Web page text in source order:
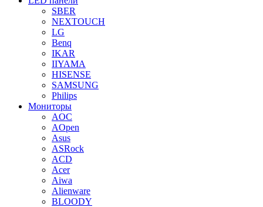
SBER
NEXTOUCH
LG
Benq
IKAR
IIYAMA
HISENSE
SAMSUNG
Philips
Мониторы
AOC
AOpen
Asus
ASRock
ACD
Acer
Aiwa
Alienware
BLOODY